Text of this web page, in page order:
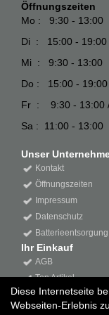
Öffnungszeiten
Mo : 9:30 - 13:00
Di : 15:00 - 19:00
Mi : 9:30 - 13:00
Do : 15:00 - 19:00
Fr : 9:30 - 13:00 /
Sa : 11:00 - 13:00
Unser
Kontakt
Öffnungszeiten
Impressum
Datenschutz
Batterieentsorgung
Ihr Einkauf
AGB
Top Artikel
Diese Internetseite
Webseiten-Erlebnis